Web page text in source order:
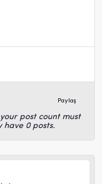
Paylaş
post count must
have 0 posts.